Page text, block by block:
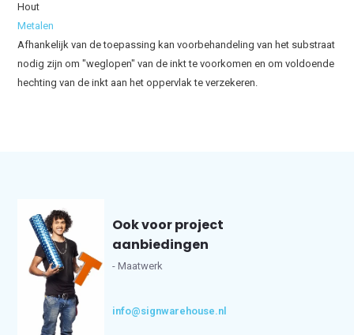
Hout
Metalen
Afhankelijk van de toepassing kan voorbehandeling van het substraat
nodig zijn om "weglopen" van de inkt te voorkomen en om voldoende
hechting van de inkt aan het oppervlak te verzekeren.
Ook voor project
aanbiedingen
- Maatwerk
info@signwarehouse.nl